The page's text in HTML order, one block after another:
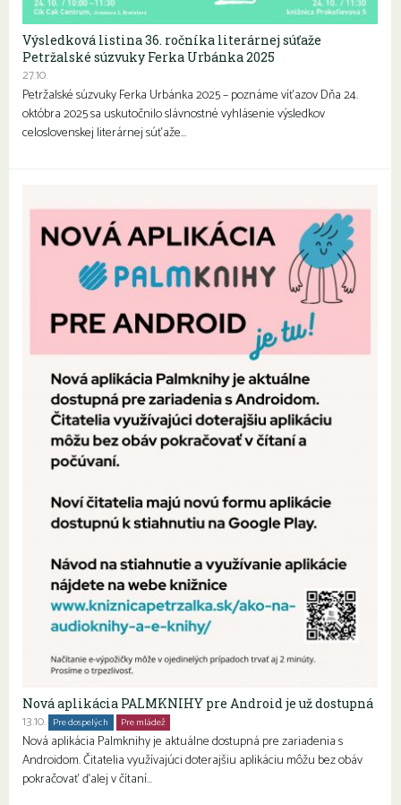
Výsledková listina 36. ročníka literárnej súťaže
Petržalské súzvuky Ferka Urbánka 2025
27.10.
Petržalské súzvuky Ferka Urbánka 2025 – poznáme víťazov Dňa 24.
októbra 2025 sa uskutočnilo slávnostné vyhlásenie výsledkov
celoslovenskej literárnej súťaže…
Nová aplikácia PALMKNIHY pre Android je už dostupná
13.10. Pre dospelých Pre mládež
Nová aplikácia Palmknihy je aktuálne dostupná pre zariadenia s
Androidom. Čitatelia využívajúci doterajšiu aplikáciu môžu bez obáv
pokračovať ďalej v čítaní…